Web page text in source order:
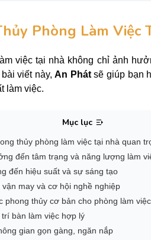
Phòng Làm Việc
việc tại nhà không chỉ ảnh
viết này,An Phátsẽ giúp bạn
làm việc.
Mục lục
thủy phòng làm việc tại nhà quan
đến tâm trạng và năng lượng làm
đến hiệu suất và sự sáng tạo
vận may và cơ hội nghề nghiệp
phong thủy cơ bản cho phòng làm
trí bàn làm việc hợp lý
gian gọn gàng, ngăn nắp